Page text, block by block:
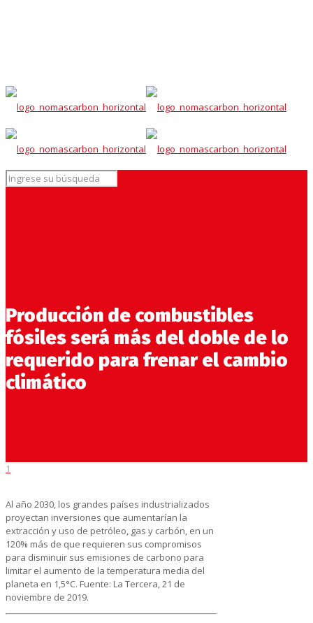
Producción de combustibles
fósiles será más del doble de lo
requerido para frenar el cambio
climático
1
Al año 2030, los grandes países industrializados
proyectan inversiones que aumentarían la
extracción y uso de petróleo, gas y carbón, en un
120% más de que requieren sus compromisos
para disminuir sus emisiones de carbono para
limitar el aumento de la temperatura media del
planeta en 1,5°C. Fuente: La Tercera, 21 de
noviembre de 2019.